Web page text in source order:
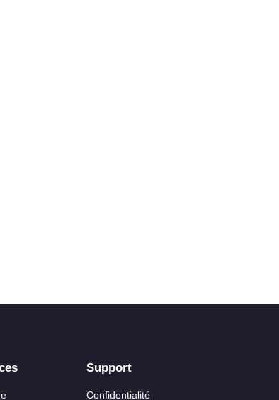
Support
Confidentialité